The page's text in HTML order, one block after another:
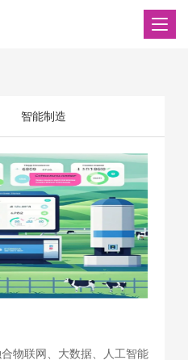
智能制造
前沿技术
物联网、大数据、人工智能